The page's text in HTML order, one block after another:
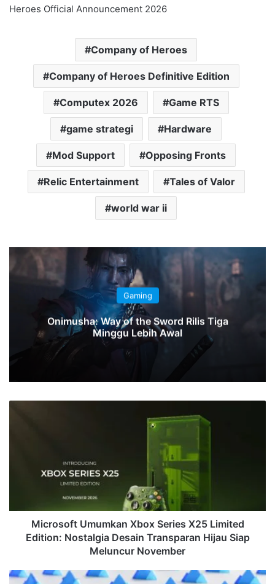
Heroes Official Announcement 2026
Company of Heroes
Company of Heroes Definitive Edition
Computex 2026 Game RTS
game strategi Hardware
Mod Support Opposing Fronts
Relic Entertainment Tales of Valor
world war ii
Sword Rilis Tiga
Awal
Marathon
Setelah General
Desain
Transparan
Hijau
November
Microsoft Umumkan Xbox Series X25 Limited
Edition: Nostalgia Desain Transparan Hijau Siap
Meluncur November
Celah